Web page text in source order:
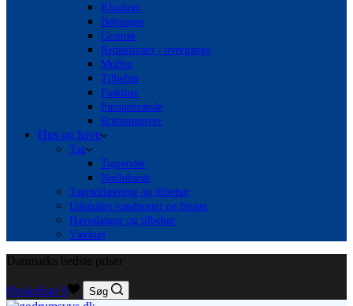
Kloakrør
Bøjninger
Grenrør
Reduktioner / overgange
Muffer
Tilbehør
Faskiner
Pumpebrønde
Rottespærrere
Hus og have
Tag
Tagrender
Nedløbsrør
Taginddækning og tilbehør
Udendørs vandposter og bruser
Haveslanger og tilbehør
Værktøj
Danmarks bedste priser
Ønskeliste 0 Søg